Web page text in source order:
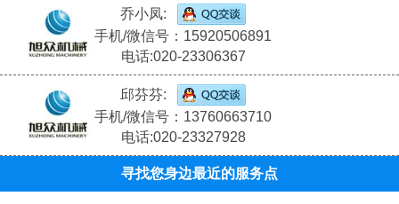
乔小凤:
手机/微信号：15920506891
电话:020-23306367
邱芬芬:
手机/微信号：13760663710
电话:020-23327928
寻找您身边最近的服务点